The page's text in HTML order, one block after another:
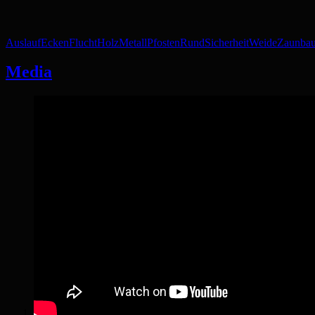
AuslaufEckenFluchtHolzMetallPfostenRundSicherheitWeide
Media